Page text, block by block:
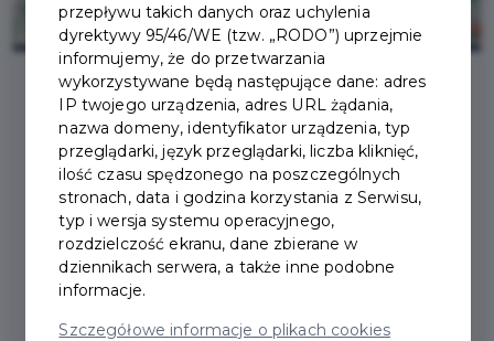
2026-04-03
ŻYCZENIA
WIELKANOCNE 2026
przepływu takich danych oraz uchylenia
dyrektywy 95/46/WE (tzw. „RODO”) uprzejmie
informujemy, że do przetwarzania
wykorzystywane będą następujące dane: adres
IP twojego urządzenia, adres URL żądania,
nazwa domeny, identyfikator urządzenia, typ
przeglądarki, język przeglądarki, liczba kliknięć,
ilość czasu spędzonego na poszczególnych
stronach, data i godzina korzystania z Serwisu,
typ i wersja systemu operacyjnego,
rozdzielczość ekranu, dane zbierane w
dziennikach serwera, a także inne podobne
informacje.
Szczegółowe informacje o plikach cookies